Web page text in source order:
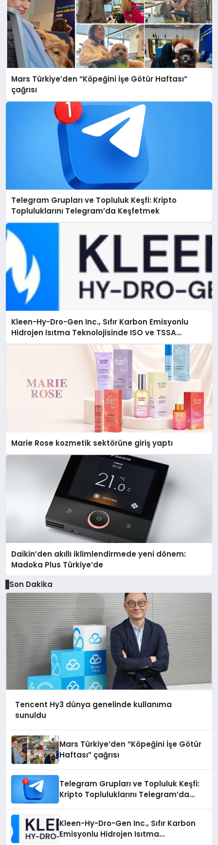
Mars Türkiye’den “Köpeğini İşe Götür Haftası”
çağrısı
Telegram Grupları ve Topluluk Keşfi: Kripto
Topluluklarını Telegram’da Keşfetmek
Kleen-Hy-Dro-Gen Inc., Sıfır Karbon Emisyonlu
Hidrojen Isıtma Teknolojisinde ISO ve TSSA
Düzenleyici Onaylarını Aldı
Marie Rose kozmetik sektörüne giriş yaptı
Daikin’den akıllı iklimlendirmede yeni dönem:
Madoka Plus Türkiye’de
Son Dakika
Tencent Hy3 dünya genelinde kullanıma
sunuldu
Mars Türkiye’den “Köpeğini İşe Götür
Haftası” çağrısı
Telegram Grupları ve Topluluk Keşfi:
Kripto Topluluklarını Telegram’da
Kleen-Hy-Dro-Gen Inc., Sıfır Karbon
Emisyonlu Hidrojen Isıtma